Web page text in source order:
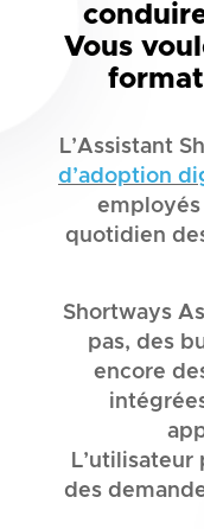
Vous
L’Assistant
d’adoption
quotidien
Shortways
pas, des
encore
des